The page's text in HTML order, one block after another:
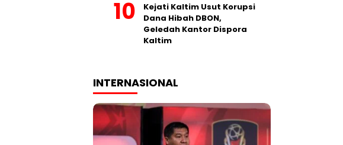
Kejati Kaltim Usut Korupsi
Dana Hibah DBON,
Geledah Kantor Dispora
Kaltim
INTERNASIONAL